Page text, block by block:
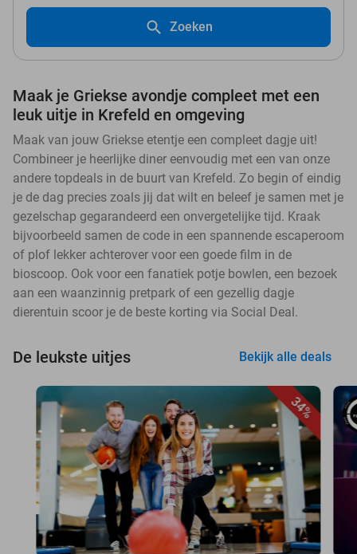
Zoeken
Maak je Griekse avondje compleet met een
leuk uitje in Krefeld en omgeving
Maak van jouw Griekse etentje een compleet dagje uit!
Combineer je heerlijke diner eenvoudig met een van onze
andere topdeals in de buurt van Krefeld. Zo begin of eindig
je de dag precies zoals jij dat wilt en beleef je samen met je
gezelschap gegarandeerd een onvergetelijke tijd. Kraak
bijvoorbeeld samen de code in een spannende escaperoom
of plof lekker achterover voor een goede film in de
bioscoop. Ook voor een fanatiek potje bowlen, een bezoek
aan een waanzinnig pretpark of een gezellig dagje
dierentuin scoor je de beste korting via Social Deal.
De leukste uitjes Bekijk alle deals
34%